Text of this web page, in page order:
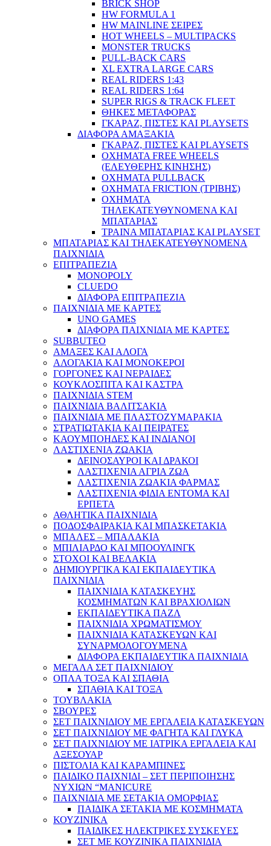
BRICK SHOP
HW FORMULA 1
HW MAINLINE ΣΕΙΡΕΣ
HOT WHEELS – MULTIPACKS
MONSTER TRUCKS
PULL-BACK CARS
XL EXTRA LARGE CARS
REAL RIDERS 1:43
REAL RIDERS 1:64
SUPER RIGS & TRACK FLEET
ΘΗΚΕΣ ΜΕΤΑΦΟΡΑΣ
ΓΚΑΡΑΖ, ΠΙΣΤΕΣ ΚΑΙ PLAYSETS
ΔΙΑΦΟΡΑ ΑΜΑΞΑΚΙΑ
ΓΚΑΡΑΖ, ΠΙΣΤΕΣ ΚΑΙ PLAYSETS
ΟΧΗΜΑΤΑ FREE WHEELS
(ΕΛΕΥΘΕΡΗΣ ΚΙΝΗΣΗΣ)
ΟΧΗΜΑΤΑ PULLBACK
ΟΧΗΜΑΤΑ FRICTION (ΤΡΙΒΗΣ)
ΟΧΗΜΑΤΑ
ΤΗΛΕΚΑΤΕΥΘΥΝΟΜΕΝΑ ΚΑΙ
ΜΠΑΤΑΡΙΑΣ
ΤΡΑΙΝΑ ΜΠΑΤΑΡΙΑΣ ΚΑΙ PLAYSET
ΜΠΑΤΑΡΙΑΣ ΚΑΙ ΤΗΛΕΚΑΤΕΥΘΥΝΟΜΕΝΑ
ΠΑΙΧΝΙΔΙΑ
ΕΠΙΤΡΑΠΕΖΙΑ
MONOPOLY
CLUEDO
ΔΙΑΦΟΡΑ ΕΠΙΤΡΑΠΕΖΙΑ
ΠΑΙΧΝΙΔΙΑ ΜΕ ΚΑΡΤΕΣ
UNO GAMES
ΔΙΑΦΟΡΑ ΠΑΙΧΝΙΔΙΑ ΜΕ ΚΑΡΤΕΣ
SUBBUTEO
ΑΜΑΞΕΣ ΚΑΙ ΑΛΟΓΑ
ΑΛΟΓΑΚΙΑ ΚΑΙ ΜΟΝΟΚΕΡΟΙ
ΓΟΡΓΟΝΕΣ ΚΑΙ ΝΕΡΑΙΔΕΣ
ΚΟΥΚΛΟΣΠΙΤΑ ΚΑΙ ΚΑΣΤΡΑ
ΠΑΙΧΝΙΔΙΑ STEM
ΠΑΙΧΝΙΔΙΑ ΒΑΛΙΤΣΑΚΙΑ
ΠΑΙΧΝΙΔΙΑ ΜΕ ΠΛΑΣΤΟΖΥΜΑΡΑΚΙΑ
ΣΤΡΑΤΙΩΤΑΚΙΑ ΚΑΙ ΠΕΙΡΑΤΕΣ
ΚΑΟΥΜΠΟΗΔΕΣ ΚΑΙ ΙΝΔΙΑΝΟΙ
ΛΑΣΤΙΧΕΝΙΑ ΖΩΑΚΙΑ
ΔΕΙΝΟΣΑΥΡΟΙ ΚΑΙ ΔΡΑΚΟΙ
ΛΑΣΤΙΧΕΝΙΑ ΑΓΡΙΑ ΖΩΑ
ΛΑΣΤΙΧΕΝΙΑ ΖΩΑΚΙΑ ΦΑΡΜΑΣ
ΛΑΣΤΙΧΕΝΙΑ ΦΙΔΙΑ ΕΝΤΟΜΑ ΚΑΙ
ΕΡΠΕΤΑ
ΑΘΛΗΤΙΚΑ ΠΑΙΧΝΙΔΙΑ
ΠΟΔΟΣΦΑΙΡΑΚΙΑ ΚΑΙ ΜΠΑΣΚΕΤΑΚΙΑ
ΜΠΑΛΕΣ – ΜΠΑΛΑΚΙΑ
ΜΠΙΛΙΑΡΔΟ ΚΑΙ ΜΠΟΟΥΛΙΝΓΚ
ΣΤΟΧΟΙ ΚΑΙ ΒΕΛΑΚΙΑ
ΔΗΜΙΟΥΡΓΙΚΑ ΚΑΙ ΕΚΠΑΙΔΕΥΤΙΚΑ
ΠΑΙΧΝΙΔΙΑ
ΠΑΙΧΝΙΔΙΑ ΚΑΤΑΣΚΕΥΗΣ
ΚΟΣΜΗΜΑΤΩΝ ΚΑΙ ΒΡΑΧΙΟΛΙΩΝ
ΕΚΠΑΙΔΕΥΤΙΚΑ ΠΑΖΛ
ΠΑΙΧΝΙΔΙΑ ΧΡΩΜΑΤΙΣΜΟΥ
ΠΑΙΧΝΙΔΙΑ ΚΑΤΑΣΚΕΥΩΝ ΚΑΙ
ΣΥΝΑΡΜΟΛΟΓΟΥΜΕΝΑ
ΔΙΑΦΟΡΑ ΕΚΠΑΙΔΕΥΤΙΚΑ ΠΑΙΧΝΙΔΙΑ
ΜΕΓΑΛΑ ΣΕΤ ΠΑΙΧΝΙΔΙΟΥ
ΟΠΛΑ ΤΟΞΑ ΚΑΙ ΣΠΑΘΙΑ
ΣΠΑΘΙΑ ΚΑΙ ΤΟΞΑ
ΤΟΥΒΛΑΚΙΑ
ΣΒΟΥΡΕΣ
ΣΕΤ ΠΑΙΧΝΙΔΙΟΥ ΜΕ ΕΡΓΑΛΕΙΑ ΚΑΤΑΣΚΕΥΩΝ
ΣΕΤ ΠΑΙΧΝΙΔΙΟΥ ΜΕ ΦΑΓΗΤΑ ΚΑΙ ΓΛΥΚΑ
ΣΕΤ ΠΑΙΧΝΙΔΙΟΥ ΜΕ ΙΑΤΡΙΚΑ ΕΡΓΑΛΕΙΑ ΚΑΙ
ΑΞΕΣΟΥΑΡ
ΠΙΣΤΟΛΙΑ ΚΑΙ ΚΑΡΑΜΠΙΝΕΣ
ΠΑΙΔΙΚΟ ΠΑΙΧΝΙΔΙ – ΣΕΤ ΠΕΡΙΠΟΙΗΣΗΣ
ΝΥΧΙΩΝ “MANICURE
ΠΑΙΧΝΙΔΙΑ ΜΕ ΣΕΤΑΚΙΑ ΟΜΟΡΦΙΑΣ
ΠΑΙΔΙΚΑ ΣΕΤΑΚΙΑ ΜΕ ΚΟΣΜΗΜΑΤΑ
ΚΟΥΖΙΝΙΚΑ
ΠΑΙΔΙΚΕΣ ΗΛΕΚΤΡΙΚΕΣ ΣΥΣΚΕΥΕΣ
ΣΕΤ ΜΕ ΚΟΥΖΙΝΙΚΑ ΠΑΙΧΝΙΔΙΑ